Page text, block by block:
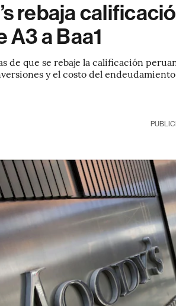
rebaja
A3 a Baa1
de que se rebaje la calificación
y el costo del